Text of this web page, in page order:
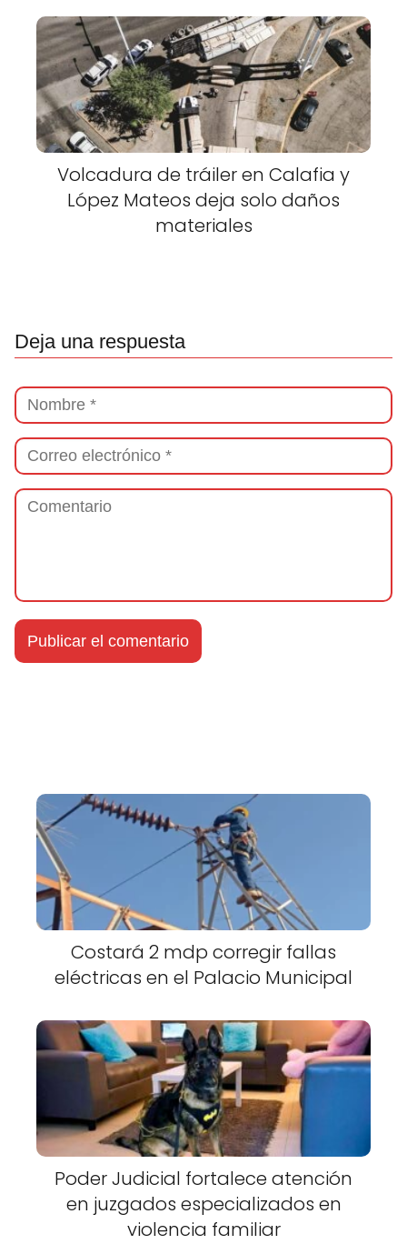
Volcadura de tráiler en Calafia y
López Mateos deja solo daños
materiales
Deja una respuesta
Costará 2 mdp corregir fallas
eléctricas en el Palacio Municipal
Poder Judicial fortalece atención
en juzgados especializados en
violencia familiar